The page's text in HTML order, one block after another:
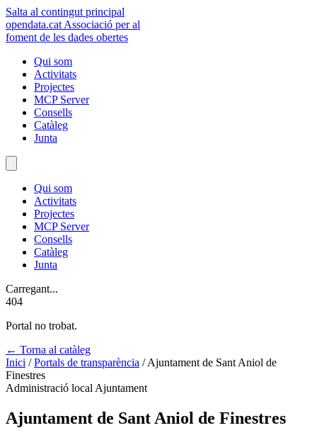
Salta al contingut principal
opendata.cat Associació per al
foment de les dades obertes
Qui som
Activitats
Projectes
MCP Server
Consells
Catàleg
Junta
Qui som
Activitats
Projectes
MCP Server
Consells
Catàleg
Junta
Carregant...
404
Portal no trobat.
← Torna al catàleg
Inici / Portals de transparència / Ajuntament de Sant Aniol de
Finestres
Administració local Ajuntament
Ajuntament de Sant Aniol de Finestres